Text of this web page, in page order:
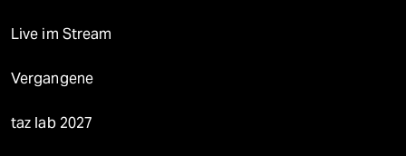
Live im Stream
Vergangene
taz lab 2027